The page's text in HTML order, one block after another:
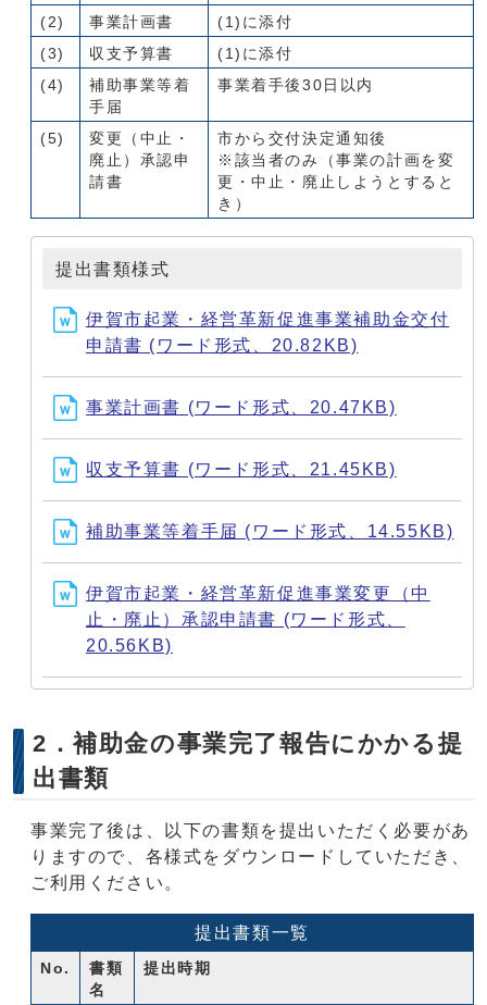
(2) 事業計画書
(1)に添付
(3)
収支予算書
(1)に添付
(4)
補助事業等着
手届
事業着手後30日以内
(5)
変更（中止・
廃止）承認申
請書
市から交付決定通知後
※該当者のみ（事業の計画を変
更・中止・廃止しようとすると
き）
提出書類様式
伊賀市起業・経営革新促進事業補助金交付
申請書 (ワード形式、20.82KB)
事業計画書 (ワード形式、20.47KB)
収支予算書 (ワード形式、21.45KB)
補助事業等着手届 (ワード形式、14.55KB)
伊賀市起業・経営革新促進事業変更（中
止・廃止）承認申請書 (ワード形式、
20.56KB)
2．補助金の事業完了報告にかかる提
出書類
事業完了後は、以下の書類を提出いただく必要があ
りますので、各様式をダウンロードしていただき、
ご利用ください。
提出書類一覧
No.
書類
名
提出時期